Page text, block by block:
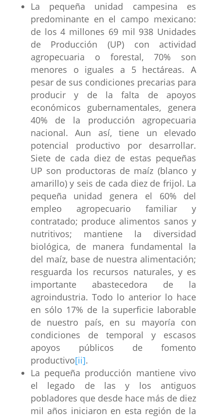
La pequeña unidad campesina es
predominante en el campo mexicano:
de los 4 millones 69 mil 938 Unidades
de Producción (UP) con actividad
agropecuaria o forestal, 70% son
menores o iguales a 5 hectáreas. A
pesar de sus condiciones precarias para
producir y de la falta de apoyos
económicos gubernamentales, genera
40% de la producción agropecuaria
nacional. Aun así, tiene un elevado
potencial productivo por desarrollar.
Siete de cada diez de estas pequeñas
UP son productoras de maíz (blanco y
amarillo) y seis de cada diez de frijol. La
pequeña unidad genera el 60% del
empleo agropecuario familiar y
contratado; produce alimentos sanos y
nutritivos; mantiene la diversidad
biológica, de manera fundamental la
del maíz, base de nuestra alimentación;
resguarda los recursos naturales, y es
importante abastecedora de la
agroindustria. Todo lo anterior lo hace
en sólo 17% de la superficie laborable
de nuestro país, en su mayoría con
condiciones de temporal y escasos
apoyos públicos de fomento
productivo[ii].
La pequeña producción mantiene vivo
el legado de las y los antiguos
pobladores que desde hace más de diez
mil años iniciaron en esta región de la